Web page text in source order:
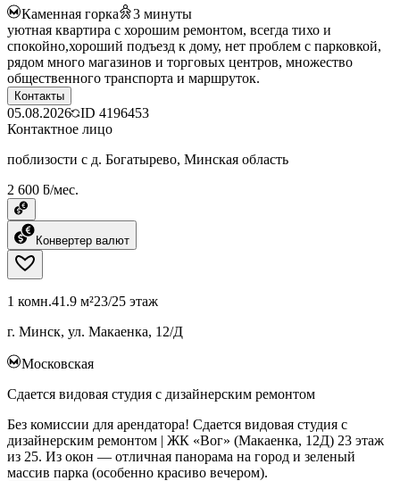
Каменная горка 3 минуты
уютная квартира с хорошим ремонтом, всегда тихо и
спокойно,хороший подъезд к дому, нет проблем с парковкой,
рядом много магазинов и торговых центров, множество
общественного транспорта и маршруток.
Контакты
05.08.2026 ID 4196453
Контактное лицо
поблизости с д. Богатырево, Минская область
2 600 ƃ/мес.
Конвертер валют
1 комн.41.9 м²23/25 этаж
г. Минск, ул. Макаенка, 12/Д
Московская
Сдается видовая студия с дизайнерским ремонтом
Без комиссии для арендатора! Сдается видовая студия с
дизайнерским ремонтом | ЖК «Вог» (Макаенка, 12Д) 23 этаж
из 25. Из окон — отличная панорама на город и зеленый
массив парка (особенно красиво вечером).